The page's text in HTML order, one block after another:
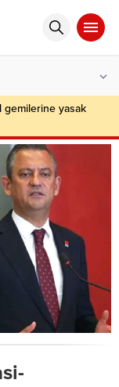
gemilerine yasak